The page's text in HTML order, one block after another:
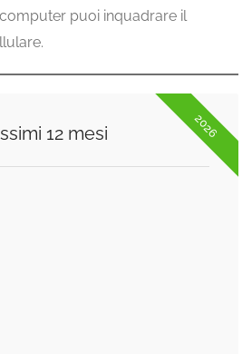
puoi inquadrare il
2026
12 mesi